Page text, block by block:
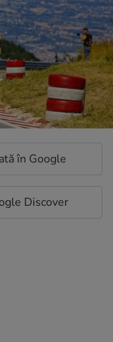
în Google
Discover